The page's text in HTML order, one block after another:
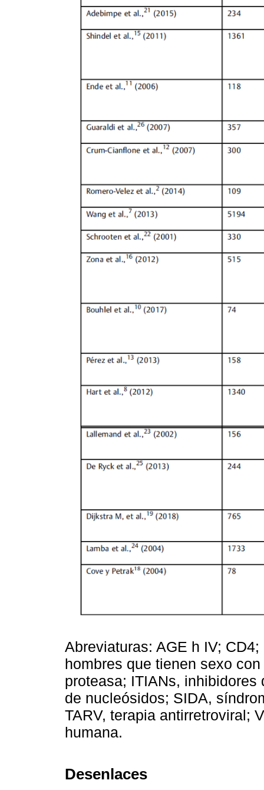
Abreviaturas: AGE h IV;
hombres que tienen sexo
proteasa; ITIANs,
de nucleósidos; SIDA,
TARV, terapia antirretroviral;
humana.
Desenlaces